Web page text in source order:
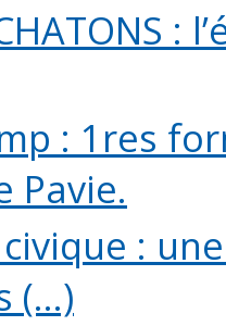
: 1res
Pavie.
:
(...)